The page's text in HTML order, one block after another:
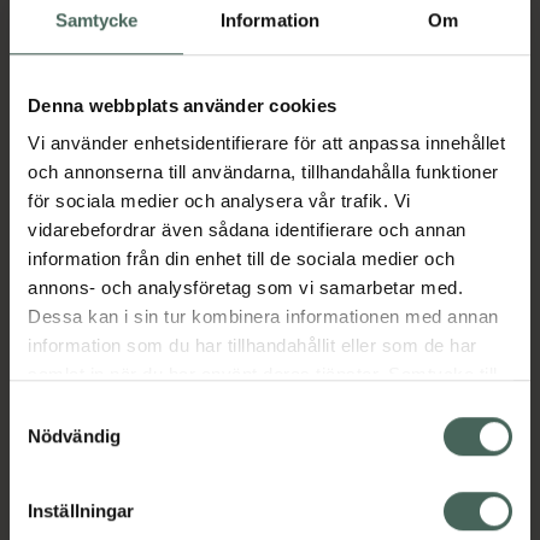
Samtycke Information Om
Denna webbplats använder cookies
Vi använder enhetsidentifierare för att anpassa innehållet
och annonserna till användarna, tillhandahålla funktioner
för sociala medier och analysera vår trafik. Vi
vidarebefordrar även sådana identifierare och annan
information från din enhet till de sociala medier och
annons- och analysföretag som vi samarbetar med.
Dessa kan i sin tur kombinera informationen med annan
information som du har tillhandahållit eller som de har
återkalla ditt samtycke via webbplatsens
cookieinställningar. Ett återkallat samtycke påverkar inte
lagligheten av behandling som skett innan återkallelsen.
Nödvändig
Inställningar
hudvård. Dämpar inflammation, verkar
Klarnar även upp pigmentering, lindrar rodnad
och eksem, mjukgör och förebygger
ålderstecken.
Bigift - verkar anti-aging och reparerande.
Lurar huden att den blivit stucken av ett bi
vilket leder till ökat blodflöde till området och
aktiverar produktionen av kollagen och
elastin, så att huden blir mjukare och
förbättrar hudens textur.